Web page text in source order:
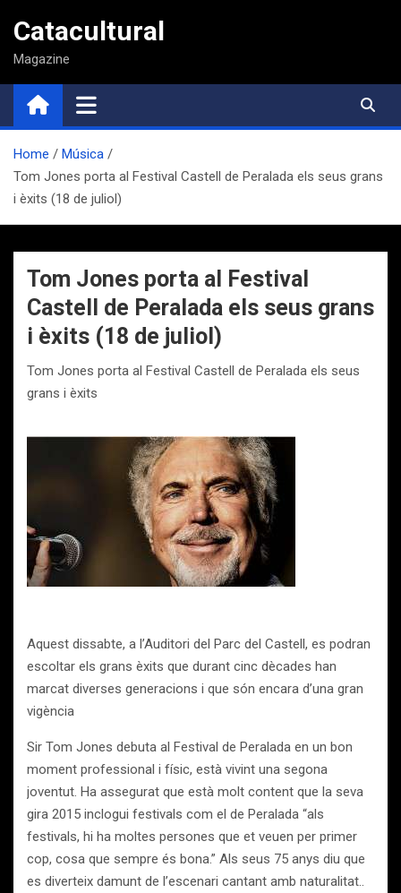
contenido
Catacultural
Magazine
Home
Música
Tom Jones porta al Festival Castell de Peralada els seus grans
i èxits (18 de juliol)
Tom Jones porta al Festival
Castell de Peralada els seus grans
i èxits (18 de juliol)
Tom Jones porta al Festival Castell de Peralada els seus
grans i èxits
Aquest dissabte, a l’Auditori del Parc del Castell, es podran
escoltar els grans èxits que durant cinc dècades han
marcat diverses generacions i que són encara d’una gran
vigència
Sir Tom Jones debuta al Festival de Peralada en un bon
moment professional i físic, està vivint una segona
joventut. Ha assegurat que està molt content que la seva
gira 2015 inclogui festivals com el de Peralada “als
festivals, hi ha moltes persones que et veuen per primer
cop, cosa que sempre és bona.” Als seus 75 anys diu que
es diverteix damunt de l’escenari cantant amb naturalitat..